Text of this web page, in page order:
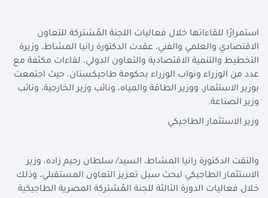
استمرارًا للقاءاتها خلال فعاليات اللجنة المُشتركة للتعاون
الاقتصادي والعلمي والفني، عقدت الدكتورة رانيا المشاط، وزيرة
التخطيط والتنمية الاقتصادية والتعاون الدولي، لقاءات مكثفة مع
عدد من الوزراء ونواب الوزراء بحكومة طاجيكستان، حيث اجتمعت
بوزير الاستثمار، ووزير الطاقة والمياه، ونائب وزير الخارجية، ونائب
وزير الصناعة.
وزير الاستثمار الطاجيكي
والتقت الدكتورة رانيا المشاط، السيد/ سلطان رحيم زاده، وزير
الاستثمار الطاجيكي لبحث سبل تعزيز التعاون المستقبلي، وذلك
خلال فعاليات الدورة الثالثة للجنة المُشتركة المصرية الطاجيكية